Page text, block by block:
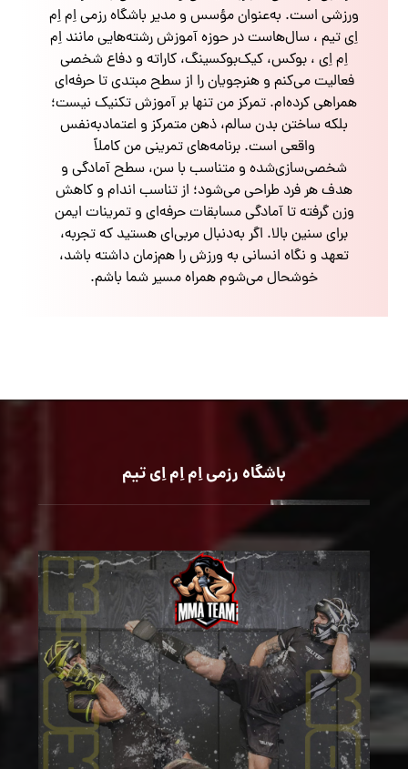
ورزشی است. به‌عنوان مؤسس و مدیر باشگاه رزمی اِم اِم
اِی تیم ، سال‌هاست در حوزه آموزش رشته‌هایی مانند اِم
اِم اِی ، بوکس، کیک‌بوکسینگ، کاراته و دفاع شخصی
فعالیت می‌کنم و هنرجویان را از سطح مبتدی تا حرفه‌ای
همراهی کرده‌ام. تمرکز من تنها بر آموزش تکنیک نیست؛
بلکه ساختن بدن سالم، ذهن متمرکز و اعتمادبه‌نفس
واقعی است. برنامه‌های تمرینی من کاملاً
شخصی‌سازی‌شده و متناسب با سن، سطح آمادگی و
هدف هر فرد طراحی می‌شود؛ از تناسب اندام و کاهش
وزن گرفته تا آمادگی مسابقات حرفه‌ای و تمرینات ایمن
برای سنین بالا. اگر به‌دنبال مربی‌ای هستید که تجربه،
تعهد و نگاه انسانی به ورزش را هم‌زمان داشته باشد،
خوشحال می‌شوم همراه مسیر شما باشم.
باشگاه رزمی اِم اِم اِی تیم